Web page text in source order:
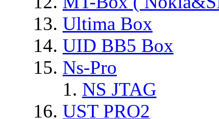
Ultima Box
UID BB5 Box
Ns-Pro
NS JTAG
UST PRO2